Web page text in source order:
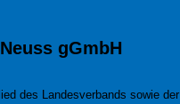
gGmbH
des Landesverbands sowie der